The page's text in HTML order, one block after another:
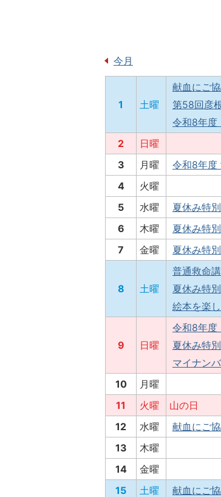
今月
1 土曜
献血にご
第58回彦
令和8年度
2
日曜
3
月曜
令和8年度
4
火曜
5
水曜
夏休み特
6
木曜
夏休み特
7
金曜 夏休み特
8 土曜
普通救命
夏休み特
絵本を楽
9 日曜
令和8年度
夏休み特
マイナン
10
月曜
11
火曜
山の日
12
水曜
献血にご
13
木曜
14
金曜
15
土曜
献血にご